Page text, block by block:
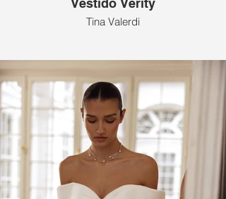
Tina Valerdi